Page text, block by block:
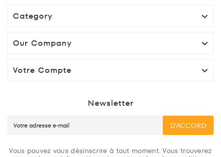
Category 
Our Company 
Votre Compte 
Newsletter
D'ACCORD
Vous pouvez vous désinscrire à tout moment. Vous trouverez